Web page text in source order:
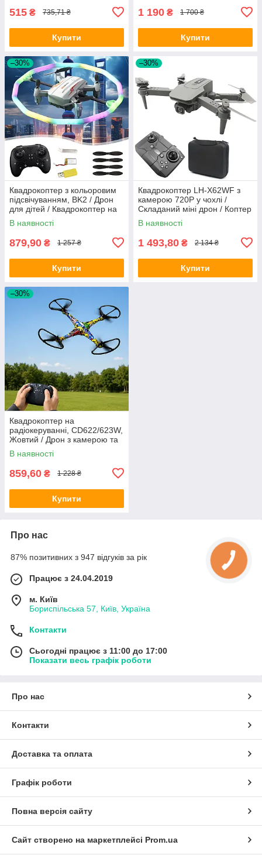
515 ₴ 735,71 ₴
Купити
1 190 ₴ 1 700 ₴
Купити
–30%
Квадрокоптер з кольоровим
підсвічуванням, BK2 / Дрон
для дітей / Квадрокоптер на
пульті керування / Коптер для
дітей
В наявності
879,90 ₴ 1 257 ₴
Купити
–30%
Квадрокоптер LH-X62WF з
камерою 720P у чохлі /
Складаний міні дрон / Коптер
з пультом
В наявності
1 493,80 ₴ 2 134 ₴
Купити
–30%
Квадрокоптер на
радіокеруванні, CD622/623W,
Жовтий / Дрон з камерою та
підсвіткою / Квадрокоптер на
пульті керування
В наявності
859,60 ₴ 1 228 ₴
Купити
Про нас
87% позитивних з 947 відгуків за рік
Працює з 24.04.2019
м. Київ
Бориспільська 57, Київ, Україна
Контакти
Сьогодні працює з 11:00 до 17:00
Показати весь графік роботи
Про нас
Контакти
Доставка та оплата
Графік роботи
Повна версія сайту
Сайт створено на маркетплейсі Prom.ua